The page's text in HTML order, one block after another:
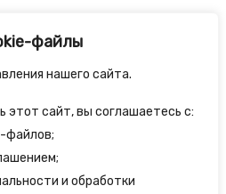
файлы
нашего сайта.
этот сайт, вы соглашаетесь с:
файлов;
и обработки
Все права защищены.